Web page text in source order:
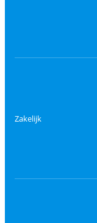
Zakelijk